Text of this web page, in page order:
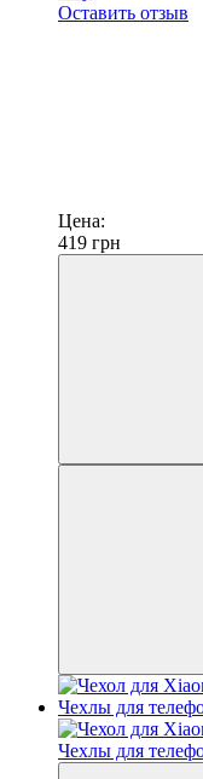
Оставить отзыв
Цена:
419 грн